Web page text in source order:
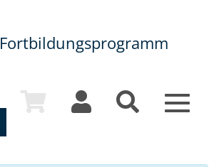
Fortbildungsprogramm
Toggle